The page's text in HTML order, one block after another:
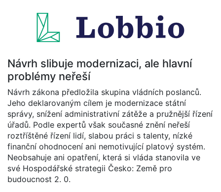
Návrh slibuje modernizaci, ale hlavní
problémy neřeší
Návrh zákona předložila skupina vládních poslanců.
Jeho deklarovaným cílem je modernizace státní
správy, snížení administrativní zátěže a pružnější řízení
úřadů. Podle expertů však současné znění neřeší
roztříštěné řízení lidí, slabou práci s talenty, nízké
finanční ohodnocení ani nemotivující platový systém.
Neobsahuje ani opatření, která si vláda stanovila ve
své Hospodářské strategii Česko: Země pro
budoucnost 2. 0.